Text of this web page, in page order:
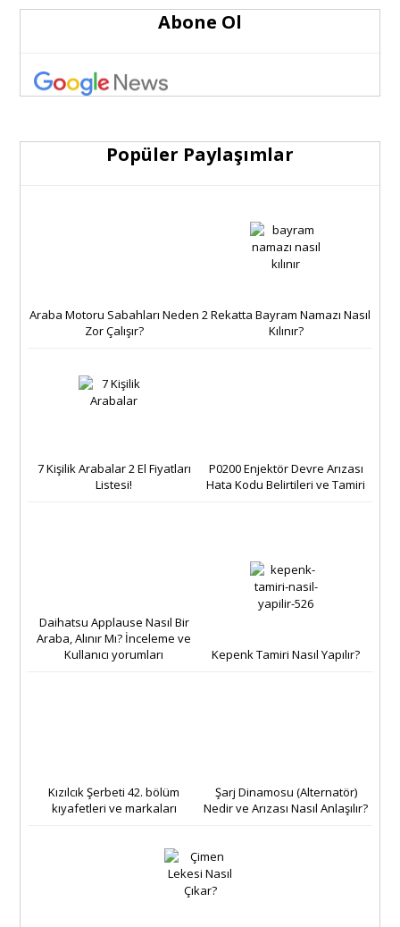
Abone Ol
Popüler Paylaşımlar
Araba Motoru Sabahları Neden
Zor Çalışır?
2 Rekatta Bayram Namazı Nasıl
Kılınır?
7 Kişilik Arabalar 2 El Fiyatları
Listesi!
P0200 Enjektör Devre Arızası
Hata Kodu Belirtileri ve Tamiri
Daihatsu Applause Nasıl Bir
Araba, Alınır Mı? İnceleme ve
Kullanıcı yorumları
Kepenk Tamiri Nasıl Yapılır?
Kızılcık Şerbeti 42. bölüm
kıyafetleri ve markaları
Şarj Dinamosu (Alternatör)
Nedir ve Arızası Nasıl Anlaşılır?